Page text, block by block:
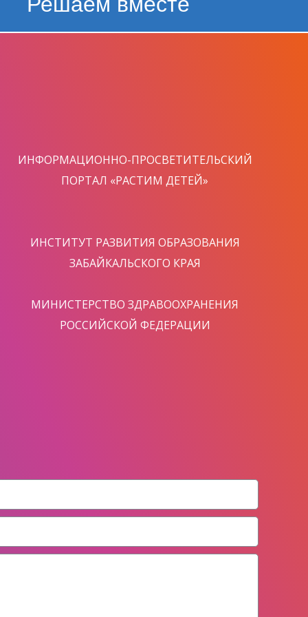
ИНФОРМАЦИОННО-ПРОСВЕТИТЕЛЬСКИЙ
ПОРТАЛ «РАСТИМ ДЕТЕЙ»
ИНСТИТУТ РАЗВИТИЯ ОБРАЗОВАНИЯ
ЗАБАЙКАЛЬСКОГО КРАЯ
МИНИСТЕРСТВО ЗДРАВООХРАНЕНИЯ
РОССИЙСКОЙ ФЕДЕРАЦИИ